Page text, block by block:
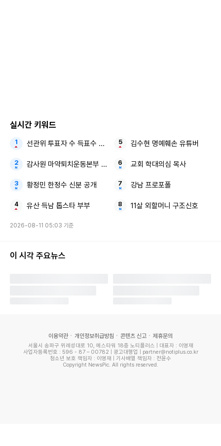
위샤오난 등 중국 현지 언론은 구준엽이 서희원과 혼인신고를
아 유산 분배 및 양육권 문제가 발생할 수 있다는 것이다. 다만
서희원이 생전에 유언장을 작성해뒀다면 유언장 내용에 따라
서희원이 유언장을 작성해두지 않았을 경우 구준엽과 두 아이
친부가 아닌 데다 대만에서 혼인신고를 하지 않아 상속분은 물
구준엽이 서희원을 대신해 왕샤오페이에게 양육비를 계속 요
구할 가능성이 있다는 것이다. 왕샤오페이 어머니인 장란이 아
이들에게 애착을 드러냈던 만큼 양육권을 두고 법적 분쟁이 벌
실시간 키워드
선관위 투표자 수 득표수 조작
감사원 마약퇴치운동본부 지부장이 본인을 강사로 위촉 계약
황정민 한정수 신분 공개
유산 득남 톱스타 부부
김수현 명예훼손 유튜버
교회 학대의심 목사
강남 프로포폴
11살 외할머니 구조신호
2026-08-11 05:03 기준
이 시각 주요뉴스
이용약관 개인정보취급방침 콘텐츠 신고 제휴문의
서울시 송파구 위례성대로 10, 에스타워 18층 노티플러스 | 대표자 : 이영재
사업자등록번호 : 596 - 87 – 00782 | 광고대행업 | partner@notiplus.co.kr
청소년 보호 책임자 : 이영재 | 기사배열 책임자 : 전윤수
Copyright NewsPic. All rights reserved.